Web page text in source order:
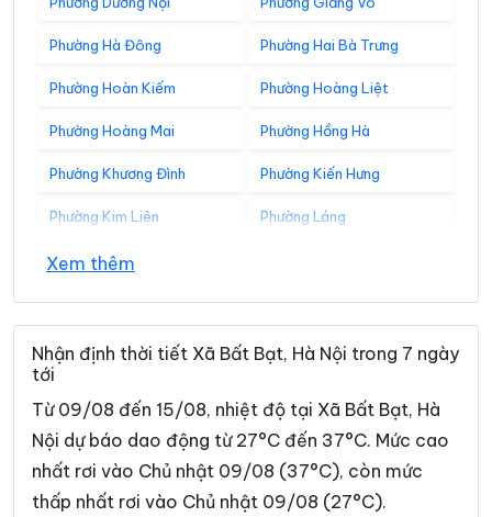
Phường Hà Đông Phường Hai Bà Trưng
Phường Hoàn Kiếm Phường Hoàng Liệt
Phường Hoàng Mai Phường Hồng Hà
Phường Khương Đình Phường Kiến Hưng
Phường Kim Liên Phường Láng
Phường Lĩnh Nam
Phường Nghĩa Đô Phường Ngọc Hà
Phường Ô Chợ Dừa Phường Phú Diễn
Phường Phúc Lợi Phường Phương Liệt
Phường Sơn Tây Phường Tây Hồ
Xem thêm
Nhận định thời tiết Xã Bất Bạt, Hà Nội trong 7 ngày
tới
Từ 09/08 đến 15/08, nhiệt độ tại Xã Bất Bạt, Hà
Nội dự báo dao động từ 27°C đến 37°C. Mức cao
nhất rơi vào Chủ nhật 09/08 (37°C), còn mức
thấp nhất rơi vào Chủ nhật 09/08 (27°C).